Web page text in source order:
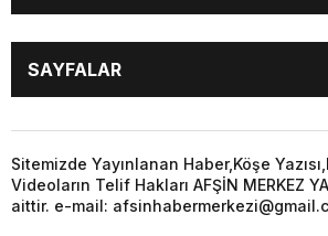
EĞİTİM
EKONOMİ
GÜNCEL
SİYASET
YEREL
KÜNYE
…
3.
SAYFALAR
GÜNCEL
ÖZEL
SİYASET
YEREL
KÜNYE
…
Sitemizde Yayınlanan Haber,Köşe
Videoların Telif Hakları AFŞİN MERKEZ
aittir. e-mail: